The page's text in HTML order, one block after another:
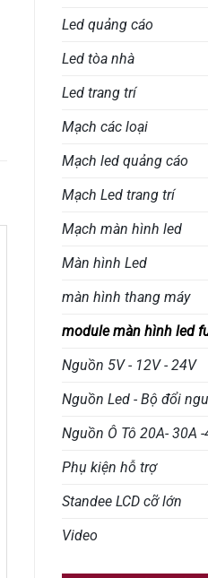
Led quảng cáo
Led tòa nhà
Led trang trí
Mạch các loại
Mạch led quảng cáo
Mạch Led trang trí
Mạch màn hình led
Màn hình Led
màn hình thang máy
module màn hình led
Nguồn 5V - 12V - 24V
Nguồn Led - Bộ đổi
Nguồn Ô Tô 20A- 30A
Phụ kiện hỗ trợ
Standee LCD cỡ lớn
Video